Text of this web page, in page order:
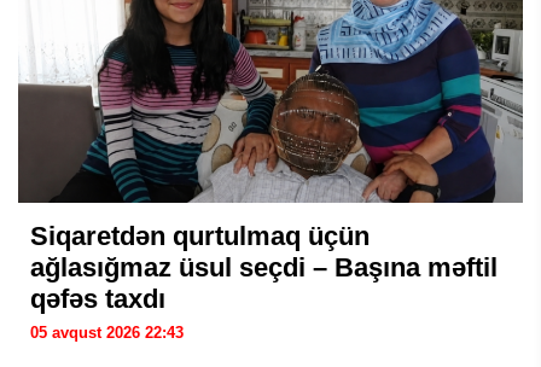
Siqaretdən qurtulmaq üçün
ağlasığmaz üsul seçdi – Başına məftil
qəfəs taxdı
05 avqust 2026 22:43